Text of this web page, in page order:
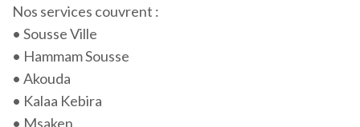
Nos services couvrent :
• Sousse Ville
• Hammam Sousse
• Akouda
• Kalaa Kebira
• Msaken